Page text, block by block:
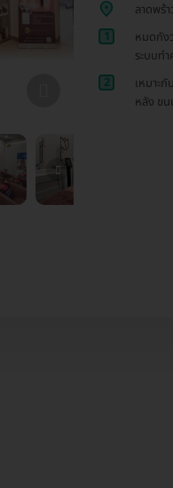
ลาดพร้า
1
หมดกัง
ระบบท
2
เหมาะ
หลัง ขน